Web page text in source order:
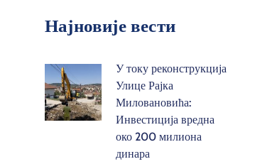
Најновије вести
У току реконструкција
Улице Рајка
Миловановића:
Инвестиција вредна
око 200 милиона
динара